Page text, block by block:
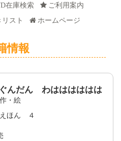
在庫検索
ご利用案内
リスト ホームページ
情報
んだん わはははははは
・絵
ほん ４